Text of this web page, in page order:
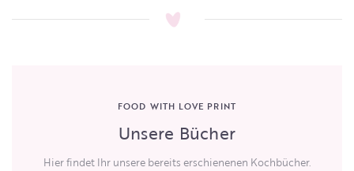
FOOD WITH LOVE PRINT
Unsere Bücher
Hier findet Ihr unsere bereits erschienenen Kochbücher.